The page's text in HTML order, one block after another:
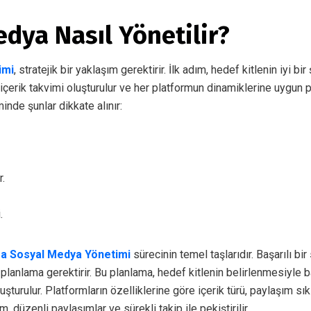
Nasıl Yönetilir?
, stratejik bir yaklaşım gerektirir. İlk adım, hedef kitlenin iyi
takvimi oluşturulur ve her platformun dinamiklerine uygun
şunlar dikkate alınır:
Sosyal Medya Yönetimi sürecinin temel taşlarıdır. Başarılı bir
gerektirir. Bu planlama, hedef kitlenin belirlenmesiyle
Platformların özelliklerine göre içerik türü, paylaşım